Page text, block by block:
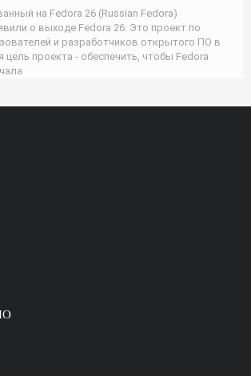
на Fedora 26 (Russian Fedora)
о выходе Fedora 26. Это проект по
и разработчиков открытого ПО в
цель проекта - обеспечить, чтобы Fedora